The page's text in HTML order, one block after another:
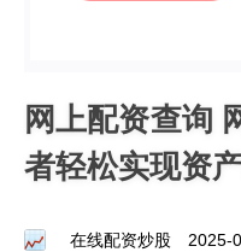
网上配资查询
者轻松实现资
在线配资炒股 2025-